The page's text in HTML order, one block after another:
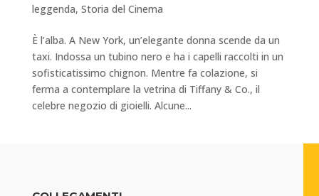
leggenda, Storia del Cinema
È l’alba. A New York, un’elegante donna scende da un
taxi. Indossa un tubino nero e ha i capelli raccolti in un
sofisticatissimo chignon. Mentre fa colazione, si
ferma a contemplare la vetrina di Tiffany & Co., il
celebre negozio di gioielli. Alcune...